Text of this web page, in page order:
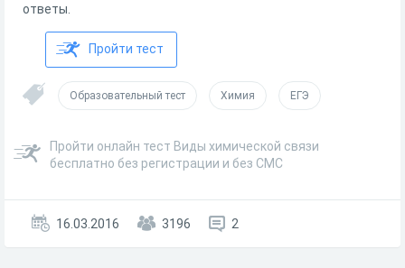
ответы.
Пройти тест
Образовательный тест Химия ЕГЭ
Пройти онлайн тест Виды химической связи
бесплатно без регистрации и без СМС
16.03.2016 3196 2